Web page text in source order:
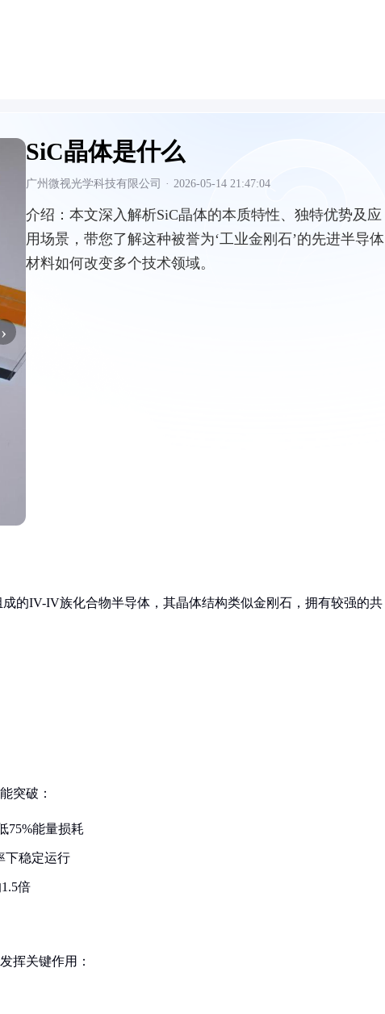
›
SiC晶体是什么
广州微视光学科技有限公司 · 2026-05-14 21:47:04
介绍： 本文深入解析SiC晶体的本质特性、独特优势及应
用场景，带您了解这种被誉为‘工业金刚石’的先进半导体
材料如何改变多个技术领域。
的IV-IV族化合物半导体，其晶体结构类似金刚石，拥有较强的共
突破：
75%能量损耗
下稳定运行
倍
挥关键作用：